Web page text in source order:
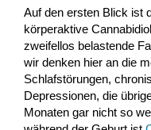
Auf den ersten Blick ist
körperaktive
zweifellos belastende
wir denken hier an die
Schlafstörungen,
Depressionen, die
Monaten gar nicht so